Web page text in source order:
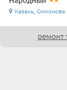
Казань, Симонова
ремонт